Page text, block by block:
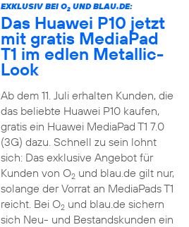
EXKLUSIV BEI O2UND BLAU.DE:
Das Huawei P10 jetzt
mit gratis MediaPad
T1 im edlen Metallic-
Look
Ab dem 11. Juli erhalten Kunden, die
das beliebte Huawei P10 kaufen,
gratis ein Huawei MediaPad T1 7.0
(3G) dazu. Schnell zu sein lohnt
sich: Das exklusive Angebot für
Kunden von O2und blau.de gilt nur,
solange der Vorrat an MediaPads T1
reicht. Bei O2und blau.de sichern
sich Neu- und Bestandskunden ein